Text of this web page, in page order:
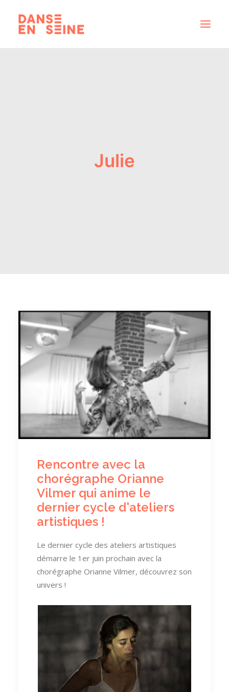
Julie
Rencontre avec la
chorégraphe Orianne
Vilmer qui anime le
dernier cycle d'ateliers
artistiques !
Le dernier cycle des ateliers artistiques
démarre le 1er juin prochain avec la
chorégraphe Orianne Vilmer, découvrez son
univers !